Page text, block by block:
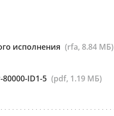
исполнения (rfa, 8.84 МБ)
ID1-5 (pdf, 1.19 МБ)